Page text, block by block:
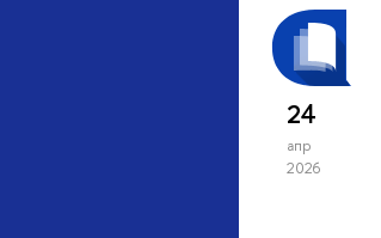
24
апр
2026